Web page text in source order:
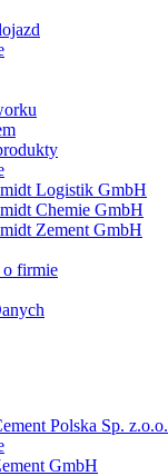
Logistik GmbH
Chemie GmbH
Zement GmbH
o firmie
Polska Sp. z.o.o.
GmbH